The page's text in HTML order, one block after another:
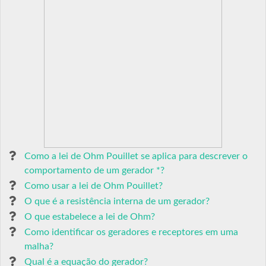
Como a lei de Ohm Pouillet se aplica para descrever o
comportamento de um gerador *?
Como usar a lei de Ohm Pouillet?
O que é a resistência interna de um gerador?
O que estabelece a lei de Ohm?
Como identificar os geradores e receptores em uma
malha?
Qual é a equação do gerador?